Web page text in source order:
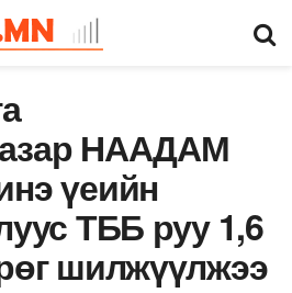
НААДАМ
үеийн
ТББ руу 1,6
шилжүүлжээ